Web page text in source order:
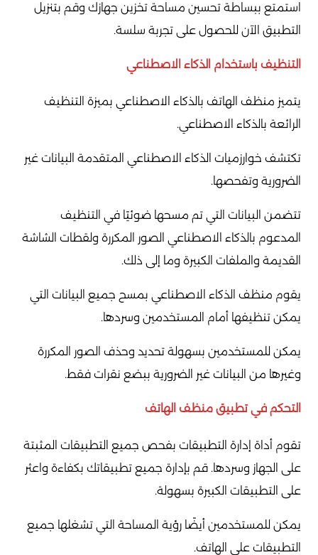
استمتع ببساطة تحسين مساحة تخزين جهازك وقم بتنزيل
التطبيق الآن للحصول على تجربة سلسة.
التنظيف باستخدام الذكاء الاصطناعي
يتميز منظف الهاتف بالذكاء الاصطناعي بميزة التنظيف
الرائعة بالذكاء الاصطناعي.
تكتشف خوارزميات الذكاء الاصطناعي المتقدمة البيانات غير
الضرورية وتفحصها.
تتضمن البيانات التي تم مسحها ضوئيًا في التنظيف
المدعوم بالذكاء الاصطناعي الصور المكررة ولقطات الشاشة
القديمة والملفات الكبيرة وما إلى ذلك.
يقوم منظف الذكاء الاصطناعي بمسح جميع البيانات التي
يمكن تنظيفها أمام المستخدمين وسردها.
يمكن للمستخدمين بسهولة تحديد وحذف الصور المكررة
وغيرها من البيانات غير الضرورية ببضع نقرات فقط.
التحكم في تطبيق منظف الهاتف
تقوم أداة إدارة التطبيقات بفحص جميع التطبيقات المثبتة
على الجهاز وسردها. قم بإدارة جميع تطبيقاتك بكفاءة واعثر
على التطبيقات الكبيرة بسهولة.
يمكن للمستخدمين أيضًا رؤية المساحة التي تشغلها جميع
التطبيقات على الهاتف.